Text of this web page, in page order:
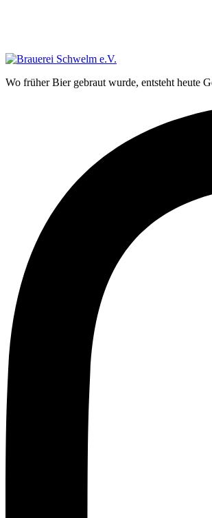
Wo früher Bier gebraut wurde, entsteht heute